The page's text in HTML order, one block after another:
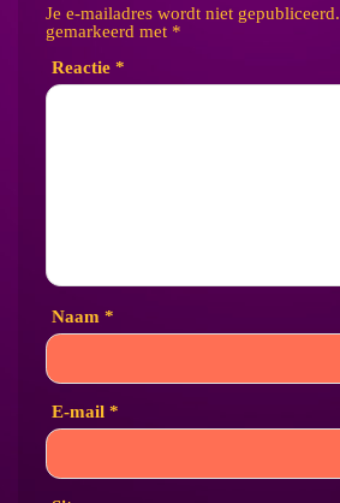
Je e-mailadres wordt niet gepubliceerd.
gemarkeerd met *
Reactie *
Naam *
E-mail *